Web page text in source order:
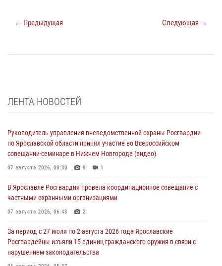
← Предыдущая Следующая →
ЛЕНТА НОВОСТЕЙ
Руководитель управления вневедомственной охраны Росгвардии
по Ярославской области принял участие во Всероссийском
совещании-семинаре в Нижнем Новгороде (видео)
07 августа 2026, 09:30 9 1
В Ярославле Росгвардия провела координационное совещание с
частными охранными организациями
07 августа 2026, 06:43 2
За период с 27 июля по 2 августа 2026 года Ярославские
Росгвардейцы изъяли 15 единиц гражданского оружия в связи с
нарушением законодательства